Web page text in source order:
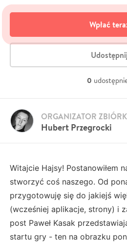
Wpłać
0
Hubert Przegrocki
ORGANIZATOR
Witajcie Hajsy! Postanowiłem
stworzyć coś naszego. Od
przygotowuję się do jakiejś
(wcześniej aplikacje, strony) i
post Paweł Kasak
startu gry - ten na obrazku